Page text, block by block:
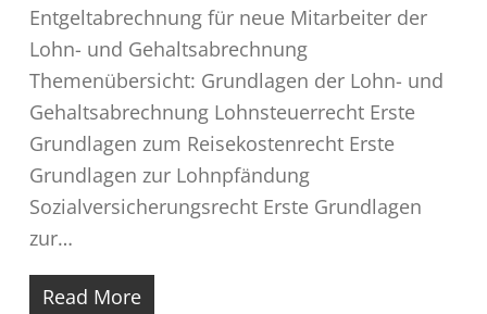
Entgeltabrechnung für neue Mitarbeiter der
Lohn- und Gehaltsabrechnung
Themenübersicht: Grundlagen der Lohn- und
Gehaltsabrechnung Lohnsteuerrecht Erste
Grundlagen zum Reisekostenrecht Erste
Grundlagen zur Lohnpfändung
Sozialversicherungsrecht Erste Grundlagen
zur…
Read More